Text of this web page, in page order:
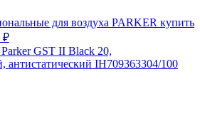
GST II Black 20,
IH709363304/100